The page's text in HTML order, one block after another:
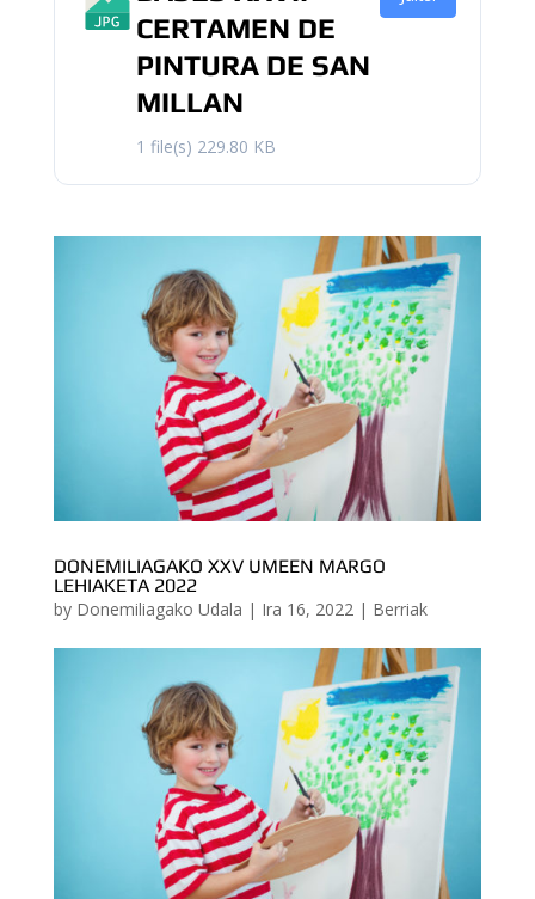
CERTAMEN DE
PINTURA DE SAN
MILLAN
1 file(s) 229.80 KB
DONEMILIAGAKO XXV UMEEN MARGO
LEHIAKETA 2022
by Donemiliagako Udala | Ira 16, 2022| Berriak